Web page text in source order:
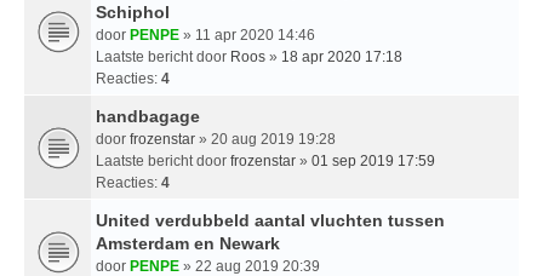
Schiphol
door PENPE » 11 apr 2020 14:46
Laatste bericht door Roos » 18 apr 2020 17:18
Reacties: 4
handbagage
door frozenstar » 20 aug 2019 19:28
Laatste bericht door frozenstar » 01 sep 2019 17:59
Reacties: 4
United verdubbeld aantal vluchten tussen
Amsterdam en Newark
door PENPE » 22 aug 2019 20:39